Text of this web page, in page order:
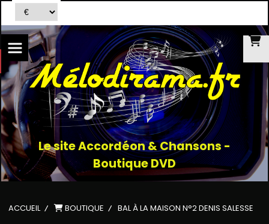
Le site Accordéon & Chansons -
Boutique DVD
ACCUEIL BOUTIQUE BAL À LA MAISON N°2 DENIS SALESSE